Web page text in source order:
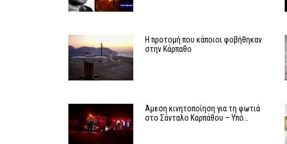
Η προτομή που κάποιοι φοβήθηκαν
στην Κάρπαθο
Άμεση κινητοποίηση για τη φωτιά
στο Σάνταλο Καρπάθου – Υπό…